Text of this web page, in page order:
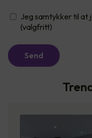
Jeg samtykker til at
(valgfritt)
Send